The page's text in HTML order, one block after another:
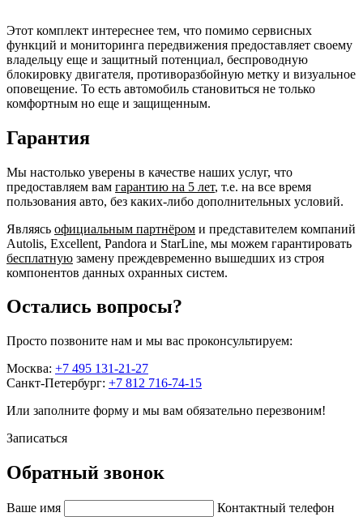
Этот комплект интереснее тем, что помимо сервисных
функций и мониторинга передвижения предоставляет своему
владельцу еще и защитный потенциал, беспроводную
блокировку двигателя, противоразбойную метку и визуальное
оповещение. То есть автомобиль становиться не только
комфортным но еще и защищенным.
Гарантия
Мы настолько уверены в качестве наших услуг, что
предоставляем вам гарантию на 5 лет, т.е. на все время
пользования авто, без каких-либо дополнительных условий.
Являясь официальным партнёром и представителем компаний
Autolis, Excellent, Pandora и StarLine, мы можем гарантировать
бесплатную замену преждевременно вышедших из строя
компонентов данных охранных систем.
Остались вопросы?
Просто позвоните нам и мы вас проконсультируем:
Москва: +7 495 131-21-27
Санкт-Петербург: +7 812 716-74-15
Или заполните форму и мы вам обязательно перезвоним!
Записаться
Обратный звонок
Ваше имя Контактный телефон